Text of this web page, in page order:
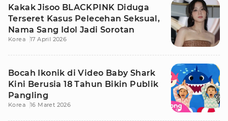
Kakak Jisoo BLACKPINK Diduga
Terseret Kasus Pelecehan Seksual,
Nama Sang Idol Jadi Sorotan
Korea 17 April 2026
Bocah Ikonik di Video Baby Shark
Kini Berusia 18 Tahun Bikin Publik
Pangling
Korea 16 Maret 2026